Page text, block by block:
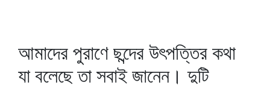
আমাদের পুরাণে ছন্দের উৎপত্তির কথা
যা বলেছে তা সবাই জানেন। দুটি